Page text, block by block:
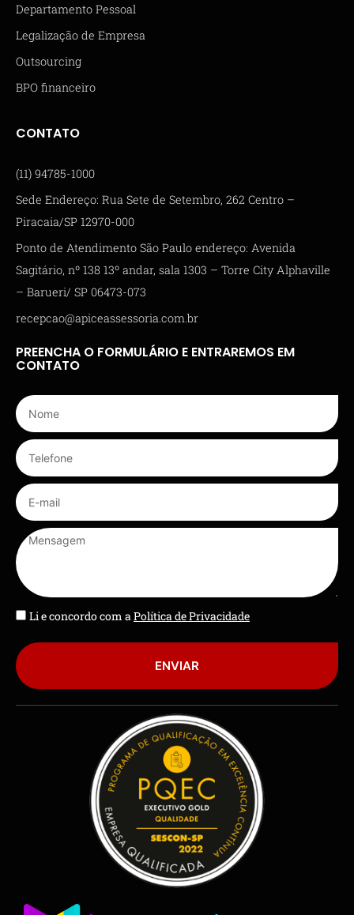
Departamento Pessoal
Legalização de Empresa
Outsourcing
BPO financeiro
CONTATO
(11) 94785-1000
Sede Endereço: Rua Sete de Setembro, 262 Centro –
Piracaia/SP 12970-000
Ponto de Atendimento São Paulo endereço: Avenida
Sagitário, nº 138 13º andar, sala 1303 – Torre City Alphaville
– Barueri/ SP 06473-073
recepcao@apiceassessoria.com.br
PREENCHA O FORMULÁRIO E ENTRAREMOS EM
CONTATO
Li e concordo com aPolítica de Privacidade
ENVIAR